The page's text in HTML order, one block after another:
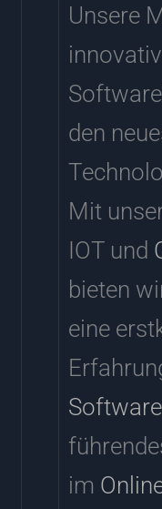
Unsere
den
Mit
IOT und
bieten
eine
im